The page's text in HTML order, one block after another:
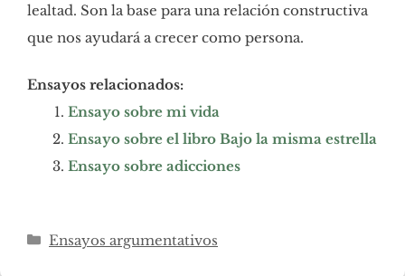
lealtad. Son la base para una relación constructiva
que nos ayudará a crecer como persona.
Ensayos relacionados:
Ensayo sobre mi vida
Ensayo sobre el libro Bajo la misma estrella
Ensayo sobre adicciones
Categorías
Ensayos argumentativos